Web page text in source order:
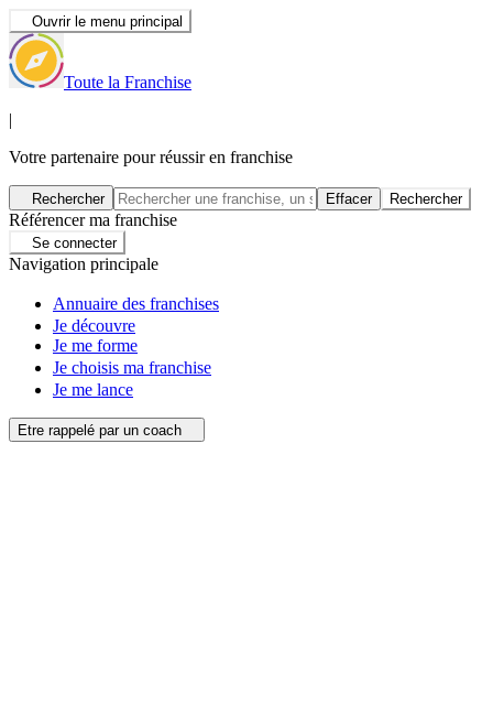
Ouvrir le menu principal
Toute la Franchise
|
Votre partenaire pour réussir en franchise
Rechercher Effacer Rechercher
Référencer ma franchise
Se connecter
Navigation principale
Annuaire des franchises
Je découvre
Je me forme
Je choisis ma franchise
Je me lance
Etre rappelé par un coach